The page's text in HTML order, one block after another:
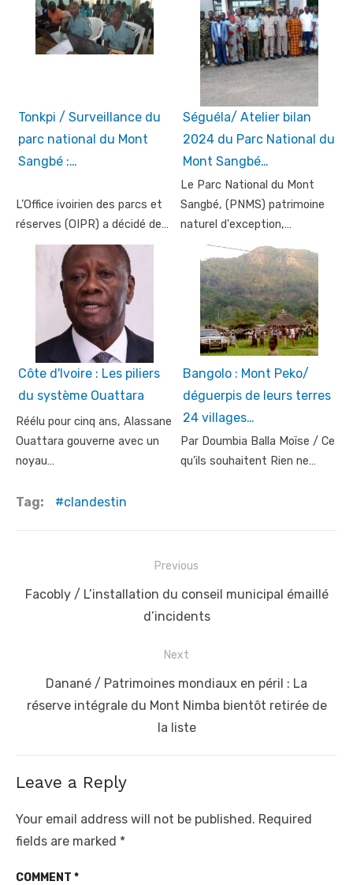
Tonkpi / Surveillance du
parc national du Mont
Sangbé :…
L’Office ivoirien des parcs et
réserves (OIPR) a décidé de…
Séguéla/ Atelier bilan
2024 du Parc National du
Mont Sangbé…
Le Parc National du Mont
Sangbé, (PNMS) patrimoine
naturel d'exception,…
Côte d'Ivoire : Les piliers
du système Ouattara
Réélu pour cinq ans, Alassane
Ouattara gouverne avec un
noyau…
Bangolo : Mont Peko/
déguerpis de leurs terres
24 villages…
Par Doumbia Balla Moïse / Ce
qu’ils souhaitent Rien ne…
Tag: clandestin
navigation
Previous
Previous
Facobly / L’installation du conseil municipal émaillé
d’incidents
Next
Next
post:
Danané / Patrimoines mondiaux en péril : La
réserve intégrale du Mont Nimba bientôt retirée de
la liste
Leave a Reply
Your email address will not be published. Required
fields are marked *
COMMENT *